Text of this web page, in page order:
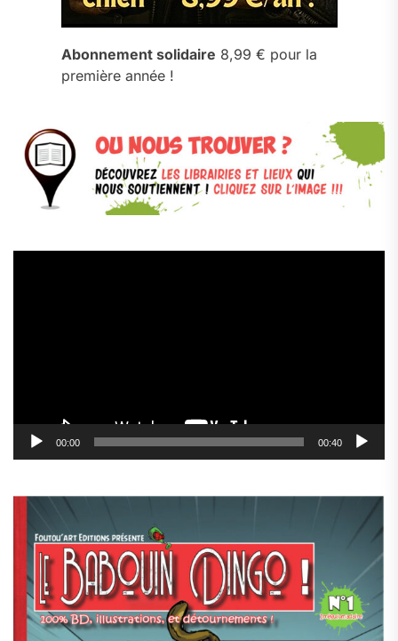
Abonnement solidaire 8,99 € pour la
première année !
00:00 00:40